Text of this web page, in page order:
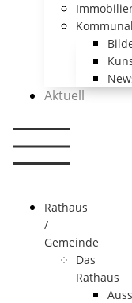
Aktuell
Rathaus
/
Gemeinde
Das
Rathaus